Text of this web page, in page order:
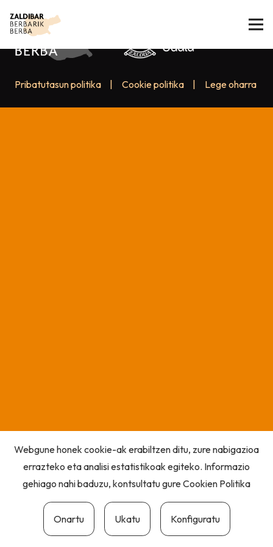
Pribatutasun politika Cookie politika Lege oharra
Webgune honek cookie-ak erabiltzen ditu, zure nabigazioa
errazteko eta analisi estatistikoak egiteko. Informazio
gehiago nahi baduzu, kontsultatu gureCookien Politika
Onartu Ukatu Konfiguratu